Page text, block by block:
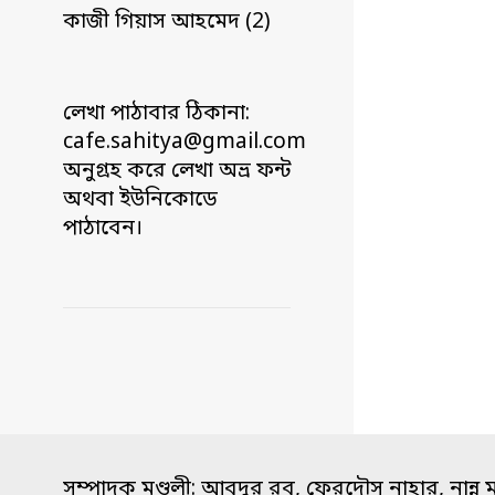
কাজী গিয়াস আহমেদ (2)
লেখা পাঠাবার ঠিকানা:
cafe.sahitya@gmail.com
অনুগ্রহ করে লেখা অভ্র ফন্ট
অথবা ইউনিকোডে
পাঠাবেন।